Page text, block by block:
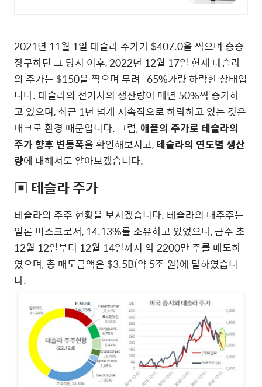
2021년 11월 1일 테슬라 주가가 $407.0을 찍으며 승승
장구하던 그 당시 이후, 2022년 12월 17일 현재 테슬라
의 주가는 $150을 찍으며 무려 -65%가량 하락한 상태입
니다. 테슬라의 전기차의 생산량이 매년 50%씩 증가하
고 있으며, 최근 1년 넘게 지속적으로 하락하고 있는 것은
매크로 환경 때문입니다. 그럼,애플의 주가로 테슬라의
주가 향후 변동폭을 확인해보시고,테슬라의 연도별 생산
량에 대해서도 알아보겠습니다.
▣ 테슬라 주가
테슬라의 주주 현황을 보시겠습니다. 테슬라의 대주주는
일론 머스크로서, 14.13%를 소유하고 있었으나, 금주 초
12월 12일부터 12월 14일까지 약 2200만 주를 매도하
였으며, 총 매도금액은 $3.5B(약 5조 원)에 달하였습니
다.